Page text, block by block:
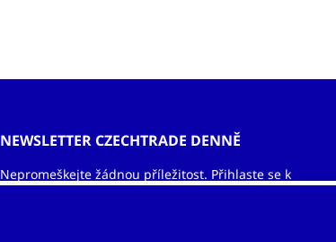
NEWSLETTER CZECHTRADE DENNĚ
Nepromeškejte žádnou příležitost. Přihlaste se k